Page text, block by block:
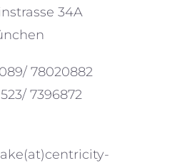
34A
78020882
7396872